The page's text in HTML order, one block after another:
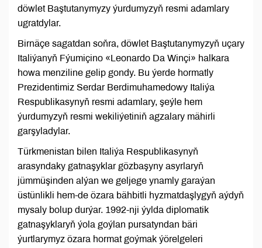
döwlet Baştutanymyzy ýurdumyzyň resmi adamlary
ugratdylar.
Birnäçe sagatdan soňra, döwlet Baştutanymyzyň uçary
Italiýanyň Fýumiçino «Leonardo Da Winçi» halkara
howa menziline gelip gondy. Bu ýerde hormatly
Prezidentimiz Serdar Berdimuhamedowy Italiýa
Respublikasynyň resmi adamlary, şeýle hem
ýurdumyzyň resmi wekiliýetiniň agzalary mähirli
garşyladylar.
Türkmenistan bilen Italiýa Respublikasynyň
arasyndaky gatnaşyklar gözbaşyny asyrlaryň
jümmüşinden alýan we geljege ynamly garaýan
üstünlikli hem-de özara bähbitli hyzmatdaşlygyň aýdyň
mysaly bolup durýar. 1992-nji ýylda diplomatik
gatnaşyklaryň ýola goýlan pursatyndan bäri
ýurtlarymyz özara hormat goýmak ýörelgeleri